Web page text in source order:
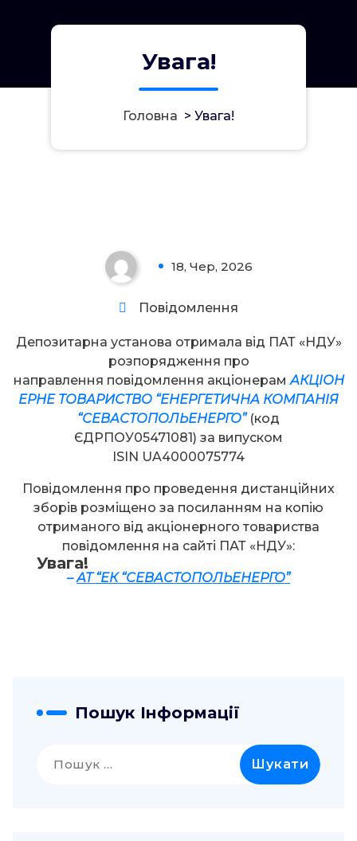
Увага!
Головна > Увага!
18, Чер, 2026
Повідомлення
Увага!
Депозитарна установа отримала від ПАТ «НДУ»
розпорядження про
направлення повідомлення акціонерам АКЦІОН
ЕРНЕ ТОВАРИСТВО “ЕНЕРГЕТИЧНА КОМПАНІЯ
“СЕВАСТОПОЛЬЕНЕРГО” (код
ЄДРПОУ05471081) за випуском
ISIN UA4000075774
Повідомлення про проведення дистанційних
зборів розміщено за посиланням на копію
отриманого від акціонерного товариства
повідомлення на сайті ПАТ «НДУ»:
–АТ “ЕК “СЕВАСТОПОЛЬЕНЕРГО”
Пошук Інформації